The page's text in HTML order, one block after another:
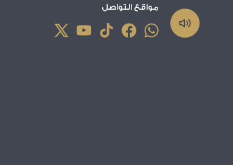
مواقع التواصل